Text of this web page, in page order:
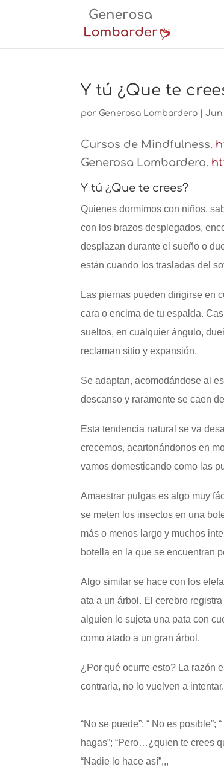
Y tú ¿Que te
por Generosa Lombardero |Jun
Cursos de Mindfulness.
Generosa Lombardero.
Y tú ¿Que te crees?
Quienes dormimos con niños,
con los brazos desplegados,
desplazan durante el sueño o
están cuando los trasladas del
Las piernas pueden dirigirse en
cara o encima de tu espalda.
sueltos, en cualquier ángulo,
reclaman sitio y expansión.
Se adaptan, acomodándose al
descanso y raramente se caen
Esta tendencia natural se va
crecemos, acartonándonos en
vamos domesticando como las
Amaestrar pulgas es algo muy
se meten los insectos en una
más o menos largo y muchos
botella en la que se encuentran
Algo similar se hace con los
ata a un árbol. El cerebro
alguien le sujeta una pata con
como atado a un gran árbol.
¿Por qué ocurre esto? La razón
contraria, no lo vuelven a intentar.
“No se puede”; “ No es posible”;
hagas”; “Pero…¿quien te crees
“Nadie lo hace así”,,,